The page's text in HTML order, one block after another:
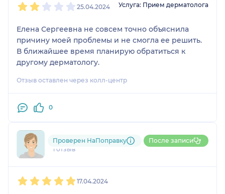
25.04.2024 Услуга: Прием дерматолога
Елена Сергеевна не совсем точно объяснила
причину моей проблемы и не смогла ее решить.
В ближайшее время планирую обратиться к
другому дерматологу.
Отзыв оставлен через колл-центр
0
Александр
1 отзыв
Проверен НаПоправку После записи
17.04.2024